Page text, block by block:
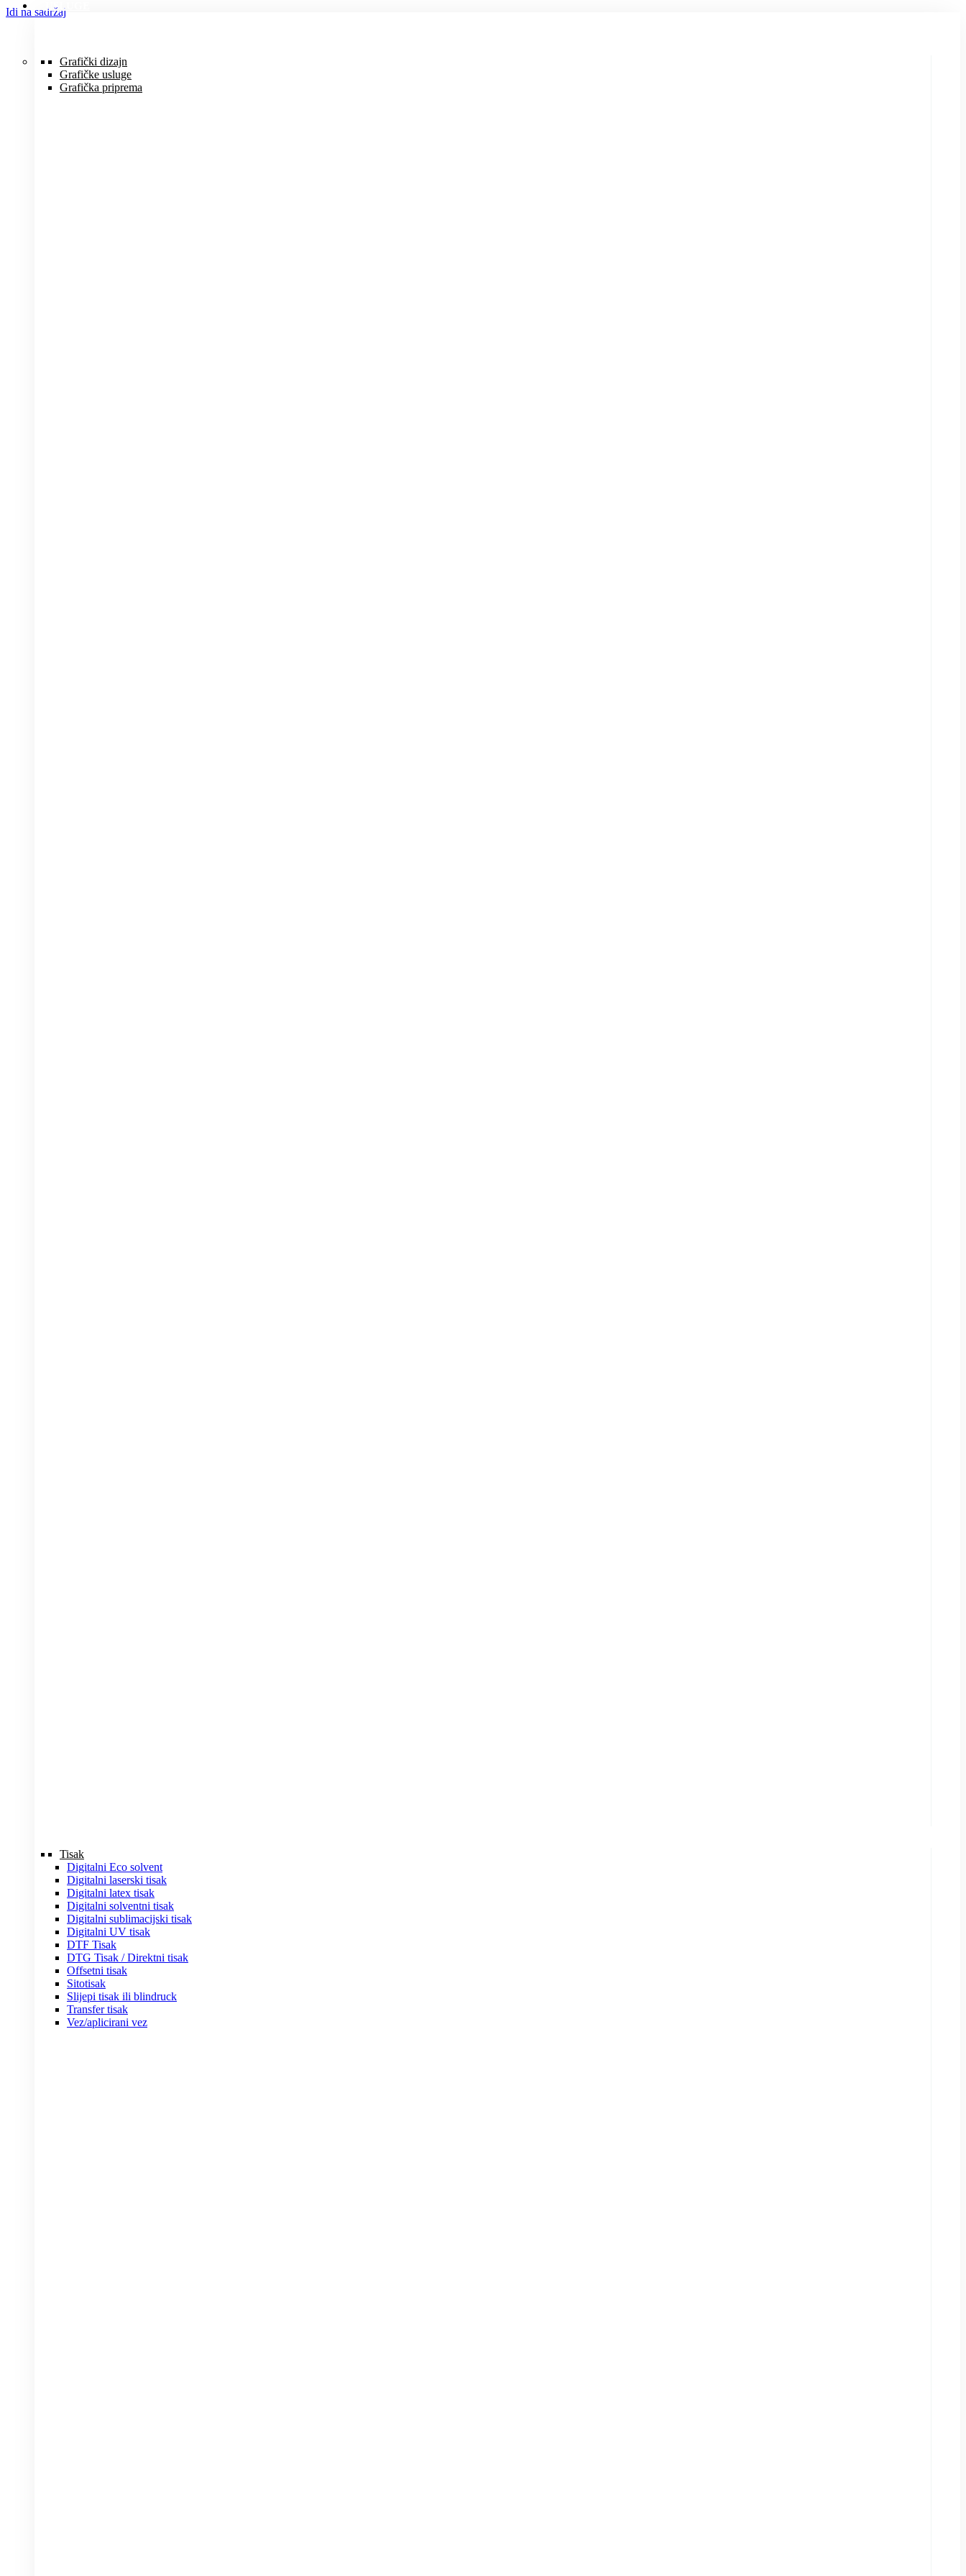
Idi na sadržajUSLUGE
Grafički dizajn
Grafičke usluge
Grafička priprema
Tisak
Digitalni Eco solvent
Digitalni laserski tisak
Digitalni latex tisak
Digitalni solventni tisak
Digitalni sublimacijski tisak
Digitalni UV tisak
DTF Tisak
DTG Tisak / Direktni tisak
Offsetni tisak
Sitotisak
Slijepi tisak ili blindruck
Transfer tisak
Vez/aplicirani vez